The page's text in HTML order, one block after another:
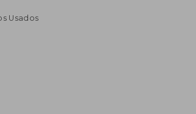
Usados